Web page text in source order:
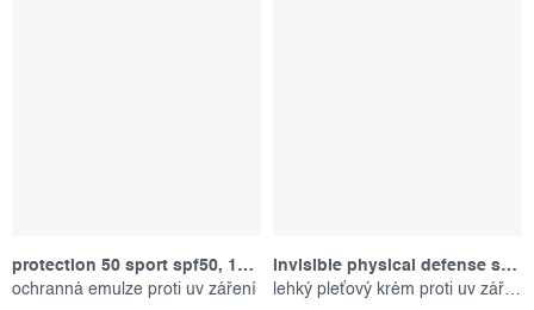
protection 50 sport spf50, 156 ml
ochranná emulze proti uv záření
invisible physical defense spf30, 50 ml
lehký pleťový krém proti uv záření